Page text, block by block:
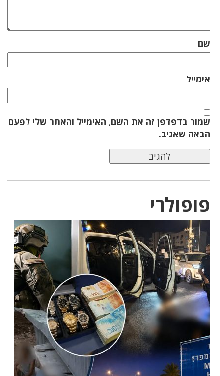
שם
אימייל
שמור בדפדפן זה את השם, האימייל והאתר שלי לפעם
הבאה שאגיב.
פופולרי